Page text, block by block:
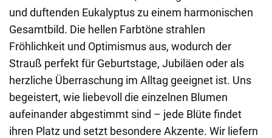
und duftenden Eukalyptus zu einem harmonischen
Gesamtbild. Die hellen Farbtöne strahlen
Fröhlichkeit und Optimismus aus, wodurch der
Strauß perfekt für Geburtstage, Jubiläen oder als
herzliche Überraschung im Alltag geeignet ist. Uns
begeistert, wie liebevoll die einzelnen Blumen
aufeinander abgestimmt sind – jede Blüte findet
ihren Platz und setzt besondere Akzente. Wir liefern